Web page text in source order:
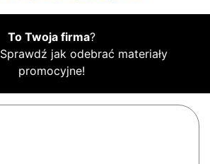
To Twoja firma?
Sprawdź jak odebrać materiały
promocyjne!